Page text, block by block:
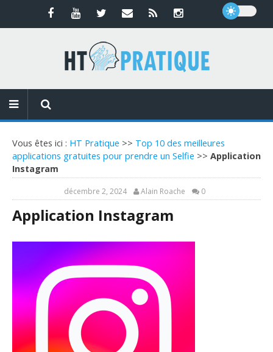
Vous êtes ici : HT Pratique >> Top 10 des meilleures
applications gratuites pour prendre un Selfie >> Application
Instagram
décembre 2, 2024 Alain Roache 0
Application Instagram